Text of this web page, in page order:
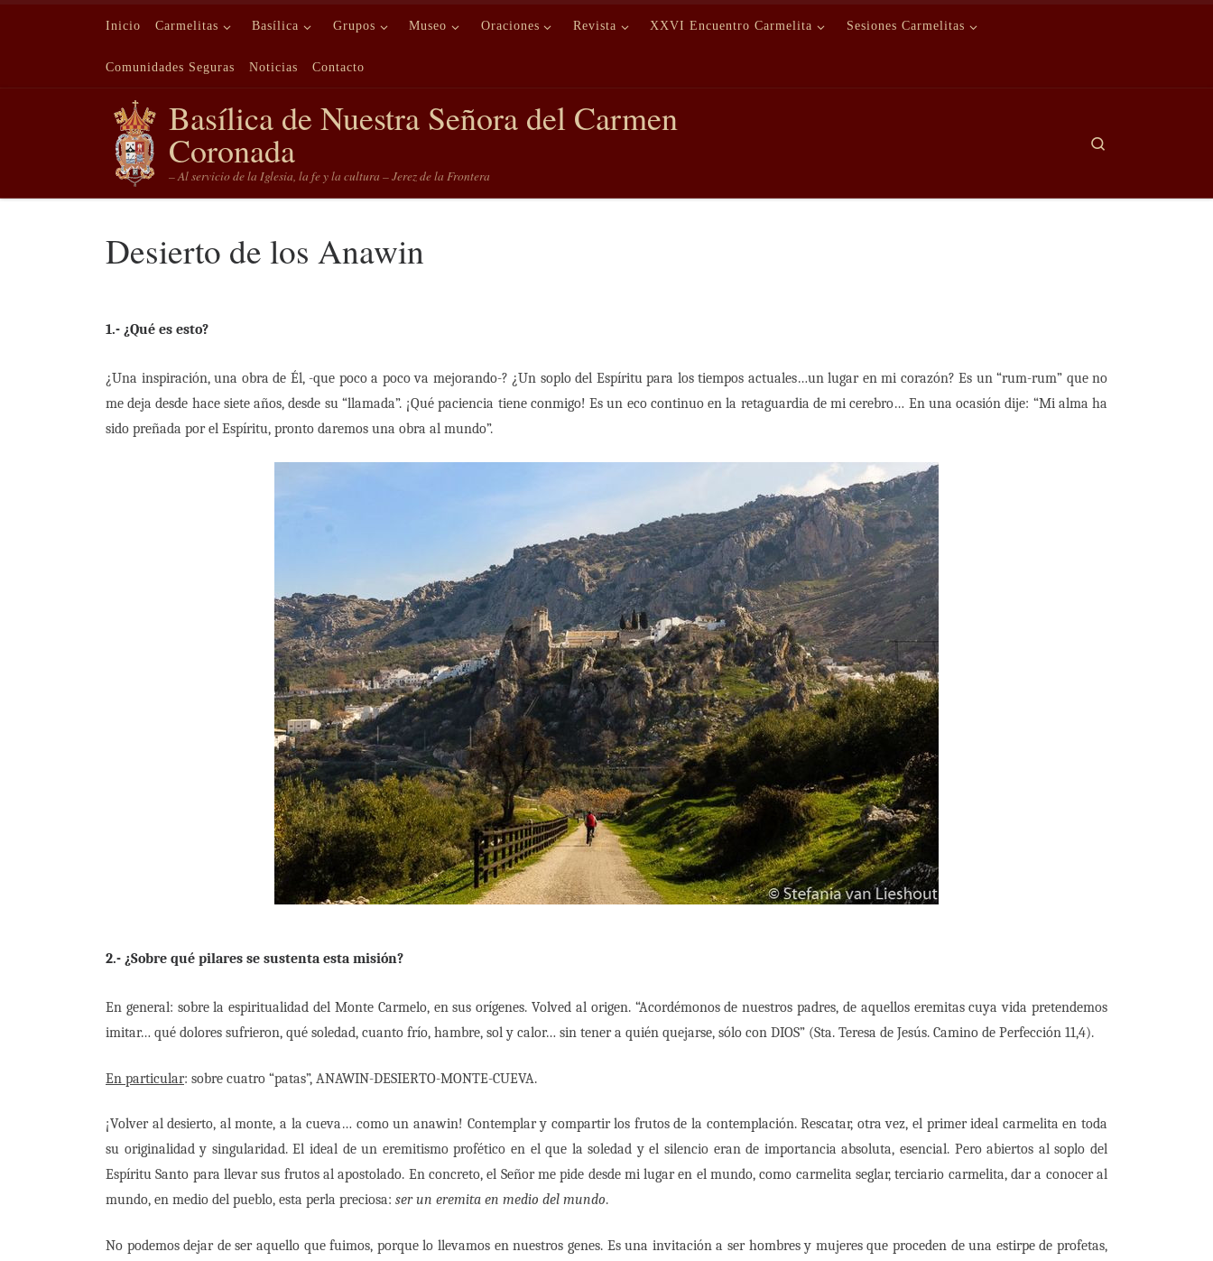
Saltar al contenido
Inicio Carmelitas Basílica Grupos Museo Oraciones Revista XXVI Encuentro Carmelita Sesiones Carmelitas
Comunidades Seguras Noticias Contacto
Basílica de Nuestra Señora del Carmen
Coronada
– Al servicio de la Iglesia, la fe y la cultura – Jerez de la Frontera
Desierto de los Anawin
1.- ¿Qué es esto?
¿Una inspiración, una obra de Él, -que poco a poco va mejorando-? ¿Un soplo del Espíritu para los tiempos actuales…un lugar en mi corazón? Es un “rum-rum” que no
me deja desde hace siete años, desde su “llamada”. ¡Qué paciencia tiene conmigo! Es un eco continuo en la retaguardia de mi cerebro… En una ocasión dije: “Mi alma ha
sido preñada por el Espíritu, pronto daremos una obra al mundo”.
2.- ¿Sobre qué pilares se sustenta esta misión?
En general: sobre la espiritualidad del Monte Carmelo, en sus orígenes. Volved al origen. “Acordémonos de nuestros padres, de aquellos eremitas cuya vida pretendemos
imitar… qué dolores sufrieron, qué soledad, cuanto frío, hambre, sol y calor… sin tener a quién quejarse, sólo con DIOS” (Sta. Teresa de Jesús. Camino de Perfección 11,4).
En particular: sobre cuatro “patas”, ANAWIN-DESIERTO-MONTE-CUEVA.
¡Volver al desierto, al monte, a la cueva… como un anawin! Contemplar y compartir los frutos de la contemplación. Rescatar, otra vez, el primer ideal carmelita en toda
su originalidad y singularidad. El ideal de un eremitismo profético en el que la soledad y el silencio eran de importancia absoluta, esencial. Pero abiertos al soplo del
Espíritu Santo para llevar sus frutos al apostolado. En concreto, el Señor me pide desde mi lugar en el mundo, como carmelita seglar, terciario carmelita, dar a conocer al
mundo, en medio del pueblo, esta perla preciosa: ser un eremita en medio del mundo.
No podemos dejar de ser aquello que fuimos, porque lo llevamos en nuestros genes. Es una invitación a ser hombres y mujeres que proceden de una estirpe de profetas,